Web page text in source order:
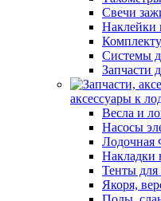
Свечи
Наклейки
Системы
Запчасти
аксессуары к
Весла и
Насосы
Лодочная
Накладки
Тенты для
Якоря,